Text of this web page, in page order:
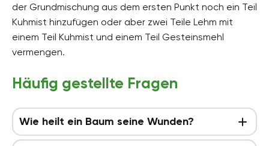
der Grundmischung aus dem ersten Punkt noch ein Teil
Kuhmist hinzufügen oder aber zwei Teile Lehm mit
einem Teil Kuhmist und einem Teil Gesteinsmehl
vermengen.
Häufig gestellte Fragen
Wie heilt ein Baum seine Wunden?